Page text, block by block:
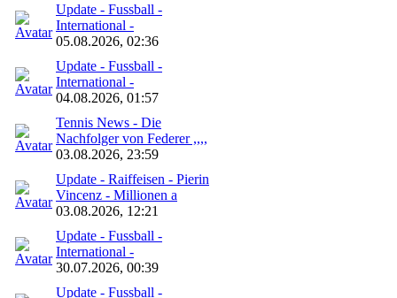
Update - Fussball -
International -
05.08.2026, 02:36
Update - Fussball -
International -
04.08.2026, 01:57
Tennis News - Die
Nachfolger von Federer ,,,,
03.08.2026, 23:59
Update - Raiffeisen - Pierin
Vincenz - Millionen a
03.08.2026, 12:21
Update - Fussball -
International -
30.07.2026, 00:39
Update - Fussball -